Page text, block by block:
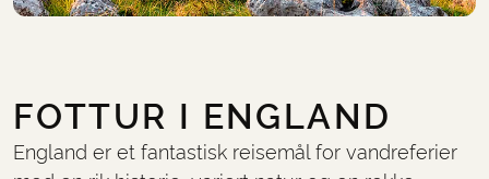
FOTTUR I ENGLAND
England er et fantastisk reisemål for vandreferier